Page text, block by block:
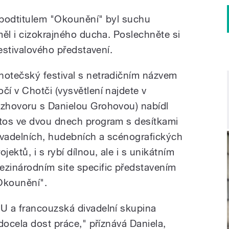
"Okounění" byl suchu
i cizokrajného ducha. Poslechněte si
představení.
festival s netradičním názvem
v Chotči (vysvětlení najdete v
s Danielou Grohovou) nabídl
ve dvou dnech program s desítkami
hudebních a scénografických
i s rybí dílnou, ale i s unikátním
site specific představením
a francouzská divadelní skupina
dost práce," příznává Daniela,